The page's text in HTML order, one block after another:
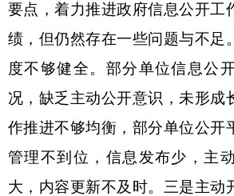
要点，着力推进政府信息公开工
绩，但仍然存在一些问题与不足
度不够健全。部分单位信息公
况，缺乏主动公开意识，未形成
作推进不够均衡，部分单位公开
管理不到位，信息发布少，主
大，内容更新不及时。三是主动